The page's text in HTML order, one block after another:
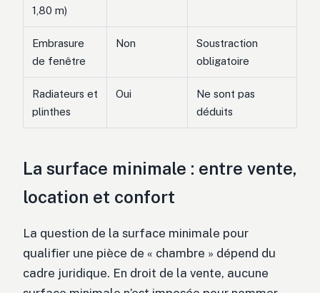
1,80 m)
Embrasure
de fenêtre
Non
Soustraction
obligatoire
Radiateurs et
plinthes
Oui
Ne sont pas
déduits
La surface minimale : entre vente,
location et confort
La question de la surface minimale pour
qualifier une pièce de « chambre » dépend du
cadre juridique. En droit de la vente, aucune